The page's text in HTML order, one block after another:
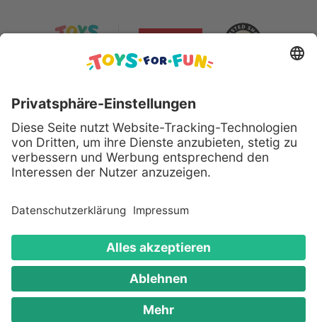
Sicher bezahlen mit:
Alle genannten Produkte und Logos sind eingetragene
Warenzeichen der jeweiligen Hersteller.
Copyright © 2008 - 2026 Toys for Fun GmbH - Alle
Rechte vorbehalten